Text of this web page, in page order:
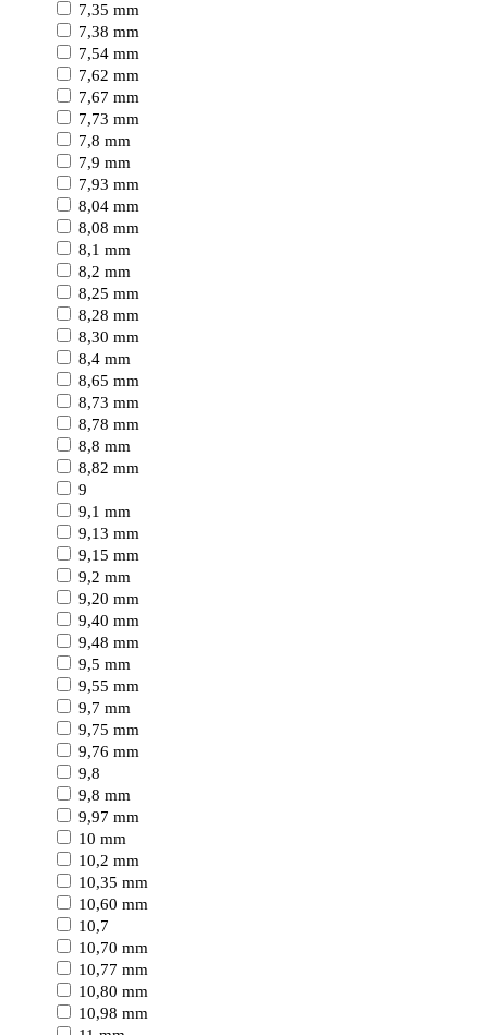
7,35 mm
7,38 mm
7,54 mm
7,62 mm
7,67 mm
7,73 mm
7,8 mm
7,9 mm
7,93 mm
8,04 mm
8,08 mm
8,1 mm
8,2 mm
8,25 mm
8,28 mm
8,30 mm
8,4 mm
8,65 mm
8,73 mm
8,78 mm
8,8 mm
8,82 mm
9
9,1 mm
9,13 mm
9,15 mm
9,2 mm
9,20 mm
9,40 mm
9,48 mm
9,5 mm
9,55 mm
9,7 mm
9,75 mm
9,76 mm
9,8
9,8 mm
9,97 mm
10 mm
10,2 mm
10,35 mm
10,60 mm
10,7
10,70 mm
10,77 mm
10,80 mm
10,98 mm